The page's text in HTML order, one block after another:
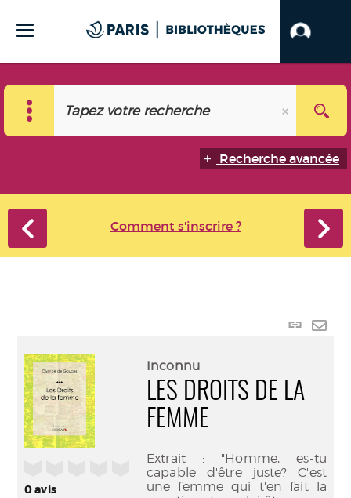
Recherche avancée
Comment s'inscrire ?
Lien
0avis
Inconnu
LES DROITS DE LA
FEMME
Extrait : "Homme, es-tu
capable d'être juste? C'est
une femme qui t'en fait la